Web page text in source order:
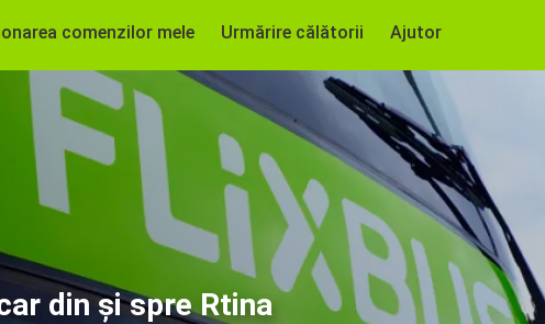
comenzilor mele Urmărire călătorii Ajutor
din și spre Rtina